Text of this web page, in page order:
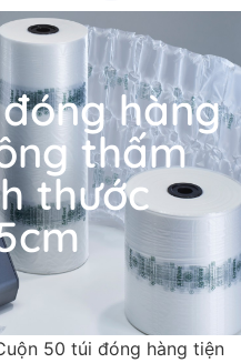
hàng
thấm
thước
50 túi đóng hàng tiện